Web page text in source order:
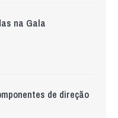
na Gala
de direção